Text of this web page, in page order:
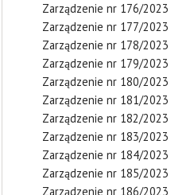
Zarządzenie nr 176/2023
Zarządzenie nr 177/2023
Zarządzenie nr 178/2023
Zarządzenie nr 179/2023
Zarządzenie nr 180/2023
Zarządzenie nr 181/2023
Zarządzenie nr 182/2023
Zarządzenie nr 183/2023
Zarządzenie nr 184/2023
Zarządzenie nr 185/2023
Zarządzenie nr 186/2023